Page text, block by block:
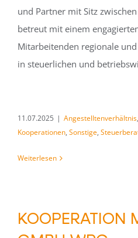
und Partner mit Sitz
betreut mit einem
Mitarbeitenden regionale
in steuerlichen und
11.07.2025 | Angestelltenverhältnis,
Kooperationen, Sonstige,
Weiterlesen
KOOPERATION